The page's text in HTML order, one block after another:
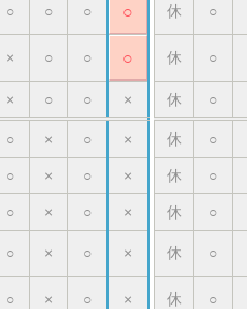
○ ○ ○ ○ 休 ○
× ○ ○ ○ 休 ○
× ○ ○ × 休 ○
○ × ○ × 休 ○
○ × ○ × 休 ○
○ × ○ × 休 ○
○ × ○ × 休 ○
○ × ○ × 休 ○